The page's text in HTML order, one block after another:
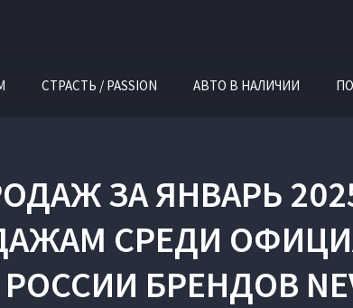
СТРАСТЬ / PASSION АВТО В НАЛИЧИИ
ЗА ЯНВАРЬ
СРЕДИ
РОССИИ БРЕНДОВ